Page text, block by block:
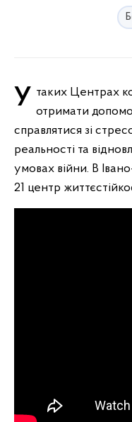
У таких Центрах кожен може безоплатно отримати
справлятися зі
реальності та
умовах війни. В
21 центр